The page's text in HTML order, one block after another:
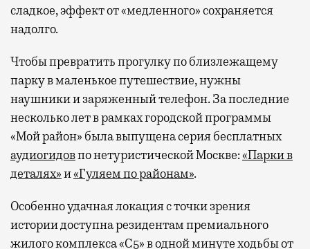
сладкое, эффект от «медленного» сохраняется
надолго.
Чтобы превратить прогулку по близлежащему
парку в маленькое путешествие, нужны
наушники и заряженный телефон. За последние
несколько лет в рамках городской программы
«Мой район» была выпущена серия бесплатных
аудиогидовпо нетуристической Москве:«Парки в
деталях»и«Гуляем по районам».
Особенно удачная локация с точки зрения
истории доступна резидентам премиального
жилого комплекса «С5»в одной минуте ходьбы от